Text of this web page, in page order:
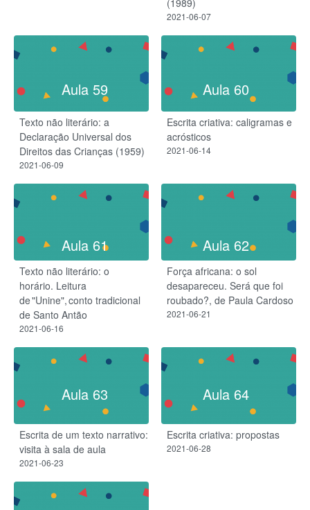
2021-06-07
Aula 59
Texto não literário: a
Declaração Universal dos
Direitos das Crianças (1959)
2021-06-09
Aula 60
Escrita criativa: caligramas e
acrósticos
2021-06-14
Aula 61
Texto não literário: o
horário. Leitura
de "Unine", conto tradicional
de Santo Antão
2021-06-16
Aula 62
Força africana: o sol
desapareceu. Será que foi
roubado?, de Paula Cardoso
2021-06-21
Aula 63
Escrita de um texto narrativo:
visita à sala de aula
2021-06-23
Aula 64
Escrita criativa: propostas
2021-06-28